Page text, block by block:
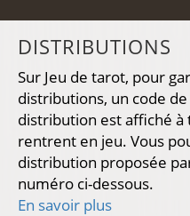
DISTRIBUTIONS
Sur Jeu de tarot, pour
distributions, un code
distribution est affiché
rentrent en jeu. Vous
distribution proposée
numéro ci-dessous.
En savoir plus